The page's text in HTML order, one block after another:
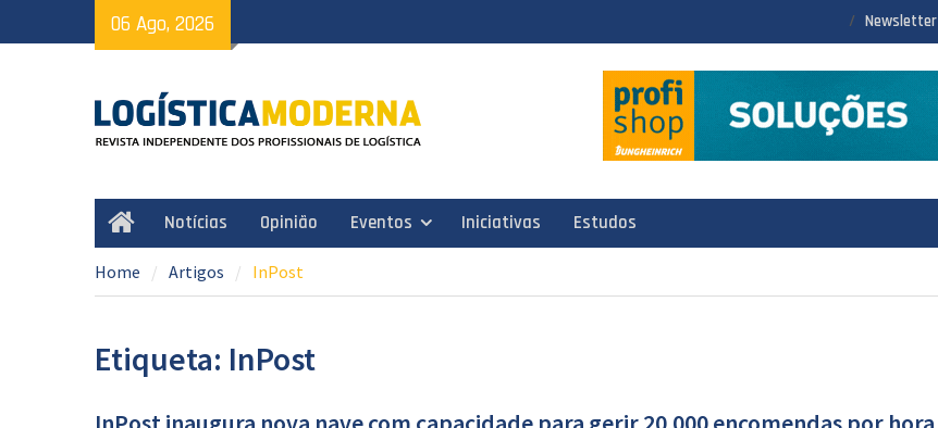
to
06 Ago, 2026 Newsletter
HomeNotícias Opinião Eventos Iniciativas Estudos
Home Artigos InPost
Etiqueta: InPost